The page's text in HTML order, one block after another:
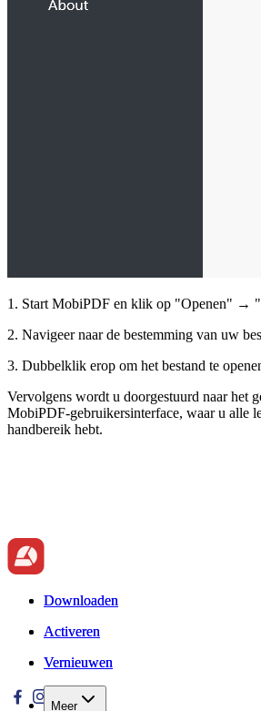
1. Start MobiPDF en klik op "Openen" →
2. Navigeer naar de bestemming van uw
3. Dubbelklik erop om het bestand te
Vervolgens wordt u doorgestuurd naar het
MobiPDF-gebruikersinterface, waar u alle
handbereik hebt.
Downloaden
Activeren
Vernieuwen
Meer
Downloaden
Activeren
Vernieuwen